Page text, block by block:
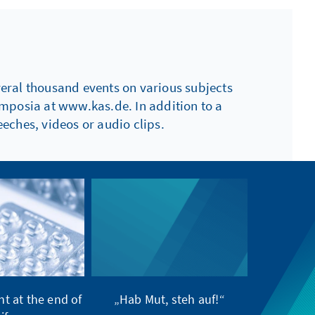
thousand events on various subjects
at www.kas.de. In addition to a
videos or audio clips.
at the end of
„Hab Mut, steh auf!“